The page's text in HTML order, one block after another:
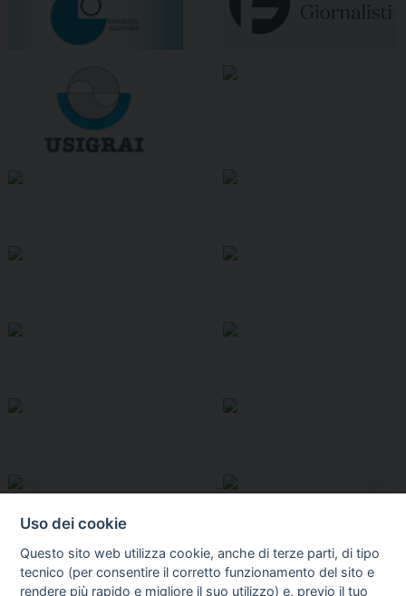
Uso dei cookie
Questo sito web utilizza cookie, anche di terze parti, di tipo
tecnico (per consentire il corretto funzionamento del sito e
rendere più rapido e migliore il suo utilizzo) e, previo il tuo